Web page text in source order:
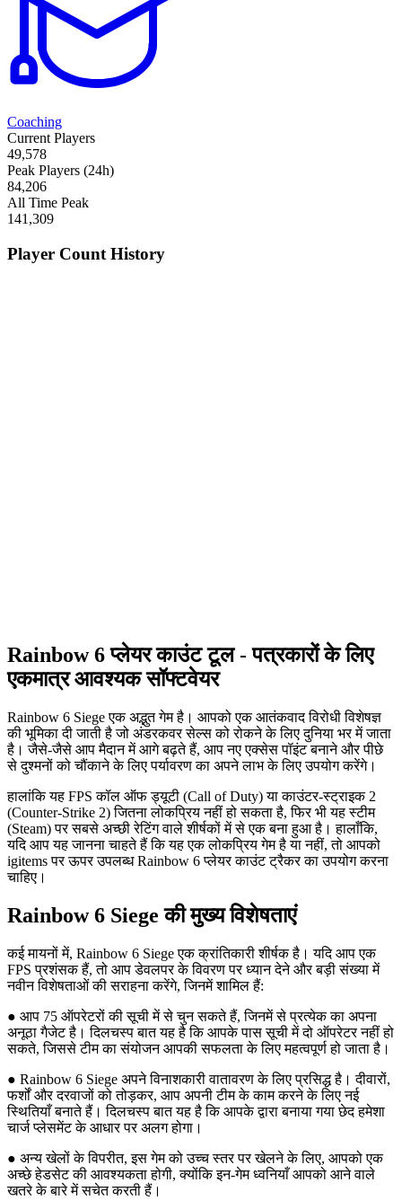
Coaching
Current Players
49,578
Peak Players (24h)
84,206
All Time Peak
141,309
Player Count History
Rainbow 6 प्लेयर काउंट टूल - पत्रकारों के लिए
एकमात्र आवश्यक सॉफ्टवेयर
Rainbow 6 Siege एक अद्भुत गेम है। आपको एक आतंकवाद विरोधी विशेषज्ञ
की भूमिका दी जाती है जो अंडरकवर सेल्स को रोकने के लिए दुनिया भर में जाता
है। जैसे-जैसे आप मैदान में आगे बढ़ते हैं, आप नए एक्सेस पॉइंट बनाने और पीछे
से दुश्मनों को चौंकाने के लिए पर्यावरण का अपने लाभ के लिए उपयोग करेंगे।
हालांकि यह FPS कॉल ऑफ ड्यूटी (Call of Duty) या काउंटर-स्ट्राइक 2
(Counter-Strike 2) जितना लोकप्रिय नहीं हो सकता है, फिर भी यह स्टीम
(Steam) पर सबसे अच्छी रेटिंग वाले शीर्षकों में से एक बना हुआ है। हालाँकि,
यदि आप यह जानना चाहते हैं कि यह एक लोकप्रिय गेम है या नहीं, तो आपको
igitems पर ऊपर उपलब्ध Rainbow 6 प्लेयर काउंट ट्रैकर का उपयोग करना
चाहिए।
Rainbow 6 Siege की मुख्य विशेषताएं
कई मायनों में, Rainbow 6 Siege एक क्रांतिकारी शीर्षक है। यदि आप एक
FPS प्रशंसक हैं, तो आप डेवलपर के विवरण पर ध्यान देने और बड़ी संख्या में
नवीन विशेषताओं की सराहना करेंगे, जिनमें शामिल हैं:
● आप 75 ऑपरेटरों की सूची में से चुन सकते हैं, जिनमें से प्रत्येक का अपना
अनूठा गैजेट है। दिलचस्प बात यह है कि आपके पास सूची में दो ऑपरेटर नहीं हो
सकते, जिससे टीम का संयोजन आपकी सफलता के लिए महत्वपूर्ण हो जाता है।
● Rainbow 6 Siege अपने विनाशकारी वातावरण के लिए प्रसिद्ध है। दीवारों,
फर्शों और दरवाजों को तोड़कर, आप अपनी टीम के काम करने के लिए नई
स्थितियाँ बनाते हैं। दिलचस्प बात यह है कि आपके द्वारा बनाया गया छेद हमेशा
चार्ज प्लेसमेंट के आधार पर अलग होगा।
● अन्य खेलों के विपरीत, इस गेम को उच्च स्तर पर खेलने के लिए, आपको एक
अच्छे हेडसेट की आवश्यकता होगी, क्योंकि इन-गेम ध्वनियाँ आपको आने वाले
खतरे के बारे में सचेत करती हैं।